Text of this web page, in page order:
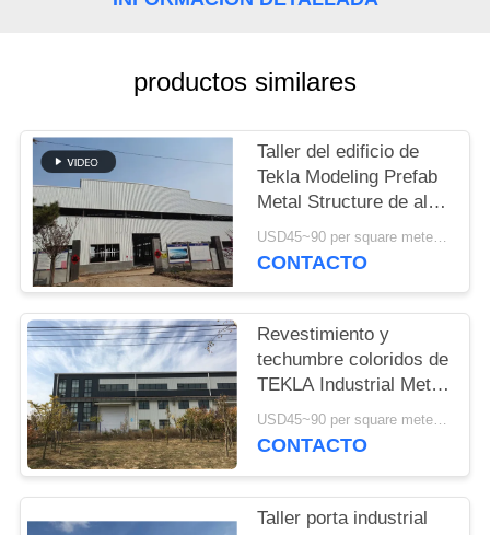
NOTICIAS
CASOS
MAPA
DEL
SITIO
POLÍTICA
DE
PRIVACIDAD
productos similares
Taller del edificio de
Tekla Modeling Prefab
Metal Structure de alta
resistencia
USD45~90 per square meter MOQ:1000 metros cuadrados
CONTACTO
Revestimiento y
techumbre coloridos de
TEKLA Industrial Metal
Workshop Building
USD45~90 per square meter MOQ:1000 metros cuadrados
CONTACTO
Taller porta industrial